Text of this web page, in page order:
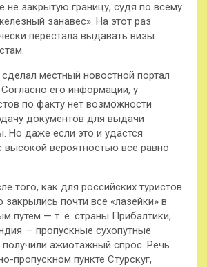
не закрытую границу, судя по всему
занавес». На этот раз
перестала выдавать визы
сделал местный новостной портал
его информации, у
по факту нет возможности
документов для выдачи
Но даже если это и удастся
высокой вероятностью всё равно
того, как для российских туристов
закрылись почти все «лазейки» в
путём — т. е. страны Прибалтики,
— пропускные сухопутные
получили ажиотажный спрос. Речь
пропускном пункте Стурскуг,